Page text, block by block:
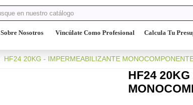
Sobre Nosotros Vincúlate Como Profesional Calcula Tu
HF24 20KG - IMPERMEABILIZANTE
HF24